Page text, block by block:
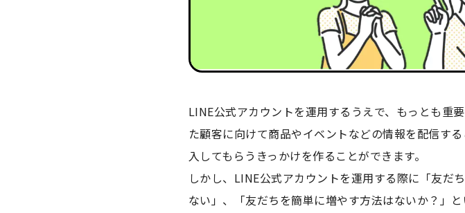
LINE公式アカウントを運用するうえで、もっとも重
た顧客に向けて商品やイベントなどの情報を配信す
入してもらうきっかけを作ることができます。
しかし、LINE公式アカウントを運用する際に「友だ
ない」、「友だちを簡単に増やす方法はないか？」